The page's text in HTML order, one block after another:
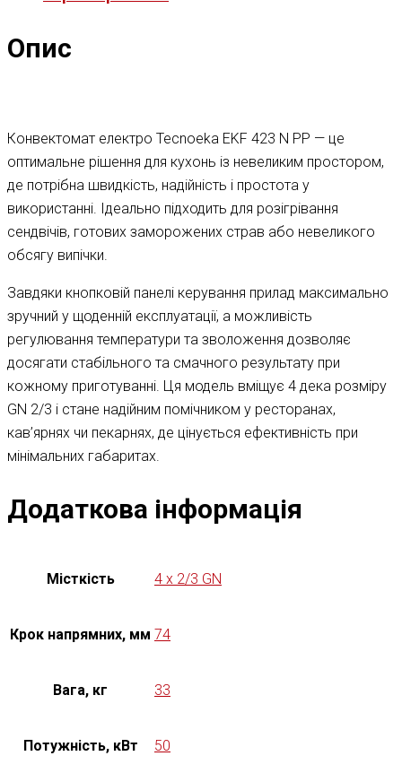
Опис
Конвектомат електро Tecnoeka EKF 423 N PP — це
оптимальне рішення для кухонь із невеликим простором,
де потрібна швидкість, надійність і простота у
використанні. Ідеально підходить для розігрівання
сендвічів, готових заморожених страв або невеликого
обсягу випічки.
Завдяки кнопковій панелі керування прилад максимально
зручний у щоденній експлуатації, а можливість
регулювання температури та зволоження дозволяє
досягати стабільного та смачного результату при
кожному приготуванні. Ця модель вміщує 4 дека розміру
GN 2/3 і стане надійним помічником у ресторанах,
кав’ярнях чи пекарнях, де цінується ефективність при
мінімальних габаритах.
Додаткова інформація
Місткість 4 x 2/3 GN
Крок напрямних, мм 74
Вага, кг 33
Потужність, кВт 50